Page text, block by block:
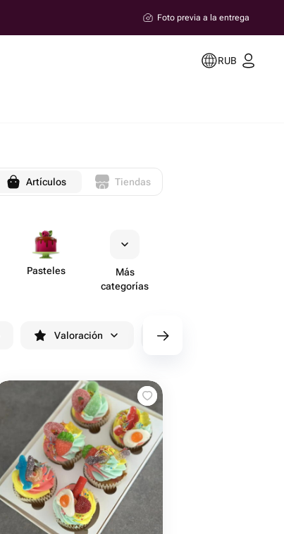
Foto previa a la entrega
RUB
Artículos Tiendas
Pasteles
Más
categorías
Valoración cv/filters/name_fast_delivery